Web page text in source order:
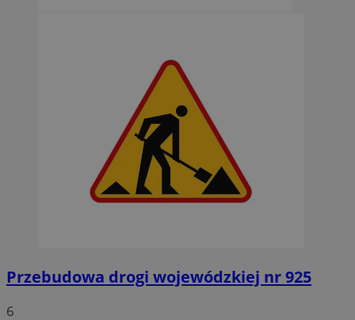
Przebudowa drogi wojewódzkiej nr 925
6